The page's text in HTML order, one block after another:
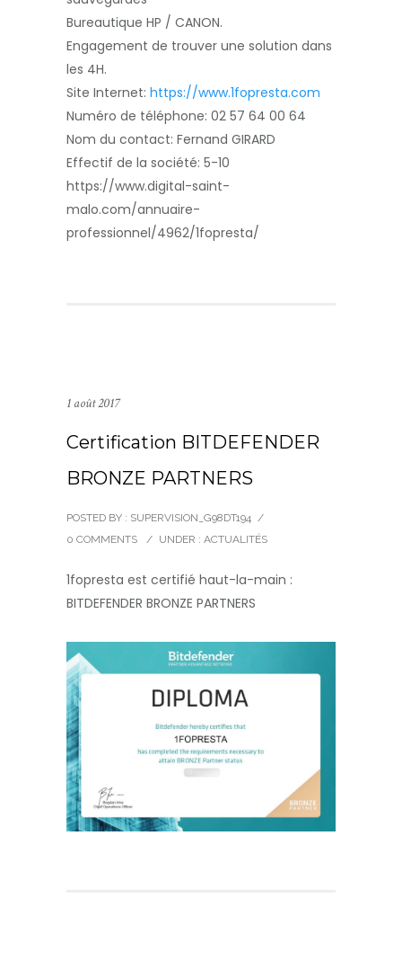
Bureautique HP / CANON.
Engagement de trouver une solution dans
les 4H.
Site Internet: https://www.1fopresta.com
Numéro de téléphone: 02 57 64 00 64
Nom du contact: Fernand GIRARD
Effectif de la société: 5-10
https://www.digital-saint-
malo.com/annuaire-
professionnel/4962/1fopresta/
1 août 2017
Certification BITDEFENDER
BRONZE PARTNERS
POSTED BY : SUPERVISION_G98DT194 /
0 COMMENTS
/ UNDER : ACTUALITÉS
1fopresta est certifié haut-la-main :
BITDEFENDER BRONZE PARTNERS